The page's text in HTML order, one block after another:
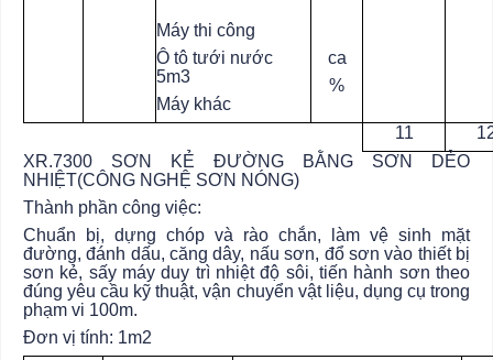
Máy thi công
Ô tô tưới nước
5m3
Máy khác
ca
%
11
XR.7300 SƠN KẺ ĐƯỜNG BẰNG SƠN DẺO
NHIỆT(CÔNG NGHỆ SƠN NÓNG)
Thành phần công việc:
Chuẩn bị, dựng chóp và rào chắn, làm vệ sinh mặt
đường, đánh dấu, căng dây, nấu sơn, đổ sơn vào thiết bị
sơn kẻ, sấy máy duy trì nhiệt độ sôi, tiến hành sơn theo
đúng yêu cầu kỹ thuật, vận chuyển vật liệu, dụng cụ trong
phạm vi 100m.
Đơn vị tính: 1m2